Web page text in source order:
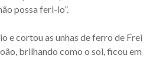
possa feri-lo”.
e cortou as unhas de ferro de Frei
brilhando como o sol, ficou em